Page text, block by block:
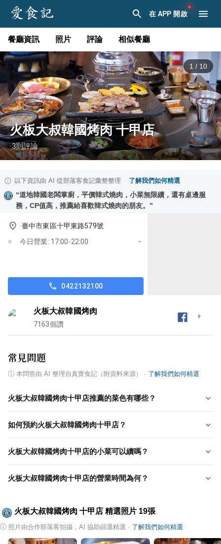
在 APP 開啟
餐廳資訊 照片 評論 相似餐廳
1 / 10
火板大叔韓國烤肉 十甲店
·3則評論
以下資訊由 AI 從部落客食記彙整整理 · 了解我們如何精選
“道地韓國老闆掌廚，平價韓式燒肉，小菜無限續，還有桌邊服
務，CP值高，推薦給喜歡韓式燒肉的朋友。 ”
臺中市東區十甲東路579號
今日營業: 17:00-22:00
0422132100
火板大叔韓國烤肉
7163個讚
常見問題
ⓘ 本問答由 AI 整理自真實食記（附資料來源） · 了解我們如何精選
火板大叔韓國烤肉十甲店推薦的菜色有哪些？
如何預約火板大叔韓國烤肉十甲店？
火板大叔韓國烤肉十甲店的小菜可以續嗎？
火板大叔韓國烤肉十甲店的營業時間為何？
火板大叔韓國烤肉 十甲店 精選照片 19張
ⓘ 照片由合作部落客拍攝，AI 協助篩選精選 · 了解我們如何精選